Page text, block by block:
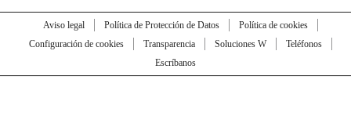
Aviso legal Política de Protección de Datos
Política de cookies
Configuración de cookies
Transparencia Soluciones W
Teléfonos
Escríbanos